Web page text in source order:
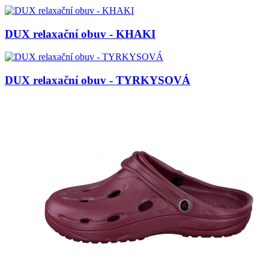
DUX relaxační obuv - KHAKI
DUX relaxační obuv - TYRKYSOVÁ